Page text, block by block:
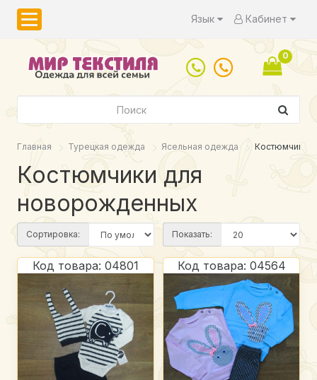
Язык Кабинет
0
Главная Турецкая одежда Ясельная одежда Костюмчики
Костюмчики для
новорожденных
Сортировка: Показать:
Код товара: 04801 Код товара: 04564